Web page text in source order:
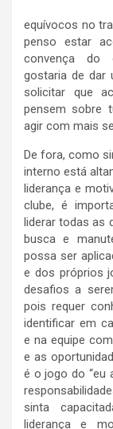
equívocos no
penso estar
convença do
gostaria de dar
solicitar que
pensem sobre
agir com mais
De fora, como
interno está
liderança e
clube, é
liderar todas as
busca e
possa ser
e dos próprios
desafios a
pois requer
identificar em
e na equipe
e as
é o jogo do “eu
sinta
liderança e